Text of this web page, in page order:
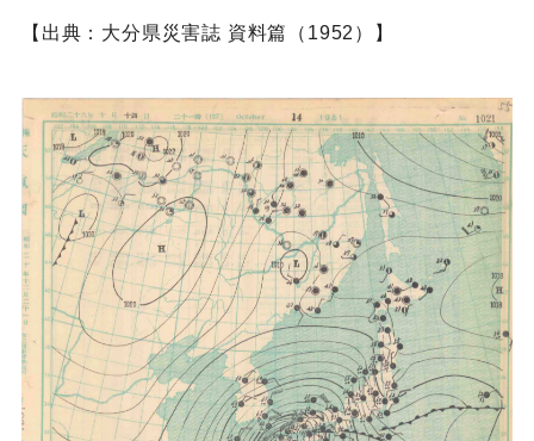
【出典：大分県災害誌 資料篇（1952）】